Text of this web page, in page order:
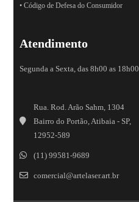
• Código de Defesa do Consumidor
Atendimento
Segunda a Sexta, das 8h00 as 18h00.
Rua. Rod. Arão Sahm, 1304
Bairro do Portão, Atibaia - SP,
12952-589
(11) 99581-9689
comercial@artelaser.art.br